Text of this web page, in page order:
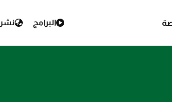
البرامج